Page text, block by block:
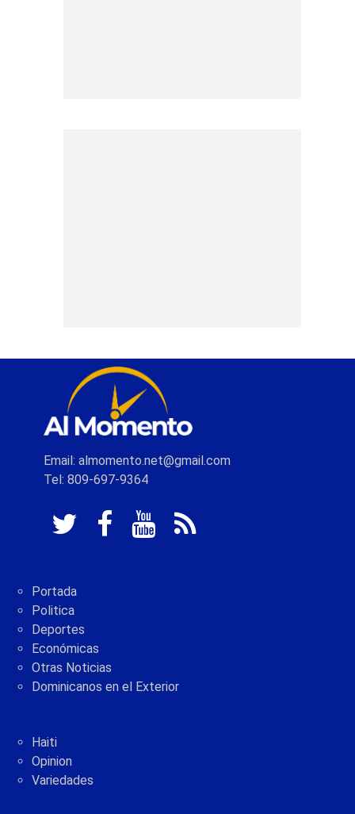
Email: almomento.net@gmail.com
Tel: 809-697-9364
Portada
Politica
Deportes
Económicas
Otras Noticias
Dominicanos en el Exterior
Haiti
Opinion
Variedades